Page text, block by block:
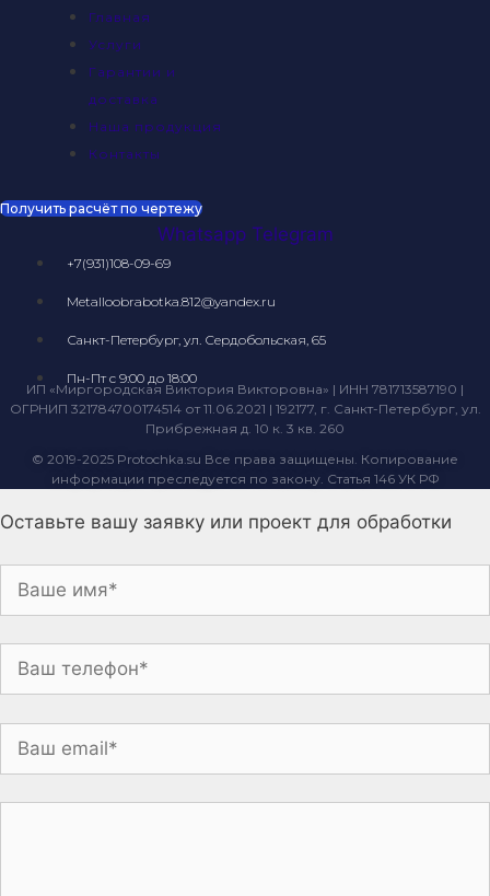
Главная
Услуги
Гарантии и
доставка
Наша продукция
Контакты
Получить расчёт по чертежу
Whatsapp Telegram
+7(931)108-09-69
Metalloobrabotka.812@yandex.ru
Санкт-Петербург, ул. Сердобольская, 65
Пн-Пт с 9:00 до 18:00
ИП «Миргородская Виктория Викторовна» | ИНН 781713587190 |
ОГРНИП 321784700174514 от 11.06.2021 | 192177, г. Санкт-Петербург, ул.
Прибрежная д. 10 к. 3 кв. 260
© 2019-2025 Protochka.su Все права защищены. Копирование
информации преследуется по закону. Статья 146 УК РФ
Оставьте вашу заявку или проект для обработки